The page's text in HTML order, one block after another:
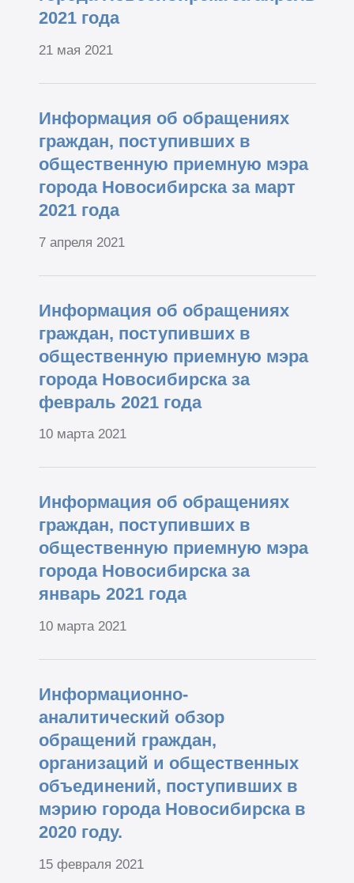
2021 года
21 мая 2021
Информация об обращениях
граждан, поступивших в
общественную приемную мэра
города Новосибирска за март
2021 года
7 апреля 2021
Информация об обращениях
граждан, поступивших в
общественную приемную мэра
города Новосибирска за
февраль 2021 года
10 марта 2021
Информация об обращениях
граждан, поступивших в
общественную приемную мэра
города Новосибирска за
январь 2021 года
10 марта 2021
Информационно-
аналитический обзор
обращений граждан,
организаций и общественных
объединений, поступивших в
мэрию города Новосибирска в
2020 году.
15 февраля 2021